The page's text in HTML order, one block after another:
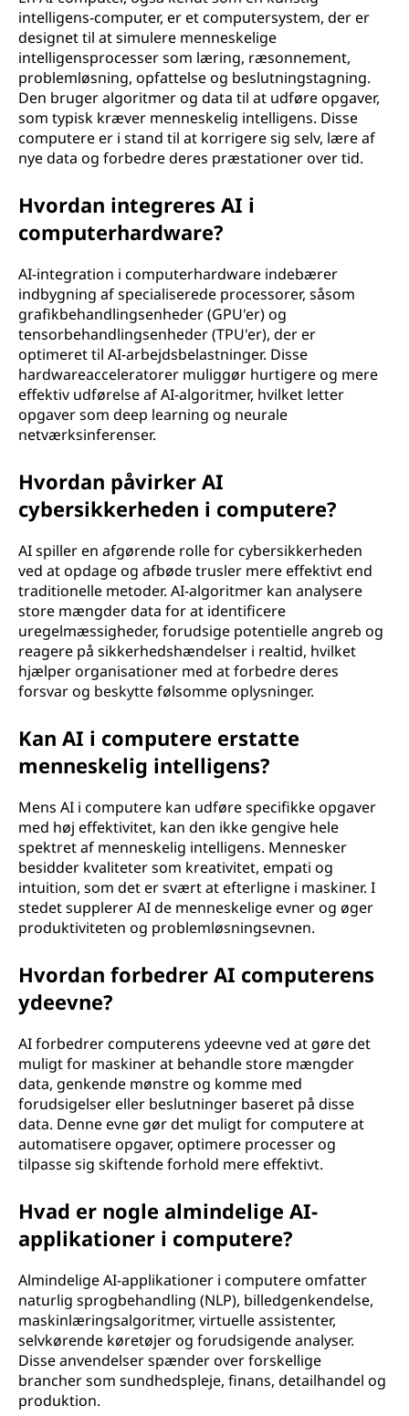
intelligens-computer, er et computersystem, der er
designet til at simulere menneskelige
intelligensprocesser som læring, ræsonnement,
problemløsning, opfattelse og beslutningstagning.
Den bruger algoritmer og data til at udføre opgaver,
som typisk kræver menneskelig intelligens. Disse
computere er i stand til at korrigere sig selv, lære af
nye data og forbedre deres præstationer over tid.
Hvordan integreres AI i
computerhardware?
AI-integration i computerhardware indebærer
indbygning af specialiserede processorer, såsom
grafikbehandlingsenheder (GPU'er) og
tensorbehandlingsenheder (TPU'er), der er
optimeret til AI-arbejdsbelastninger. Disse
hardwareacceleratorer muliggør hurtigere og mere
effektiv udførelse af AI-algoritmer, hvilket letter
opgaver som deep learning og neurale
netværksinferenser.
Hvordan påvirker AI
cybersikkerheden i computere?
AI spiller en afgørende rolle for cybersikkerheden
ved at opdage og afbøde trusler mere effektivt end
traditionelle metoder. AI-algoritmer kan analysere
store mængder data for at identificere
uregelmæssigheder, forudsige potentielle angreb og
reagere på sikkerhedshændelser i realtid, hvilket
hjælper organisationer med at forbedre deres
forsvar og beskytte følsomme oplysninger.
Kan AI i computere erstatte
menneskelig intelligens?
Mens AI i computere kan udføre specifikke opgaver
med høj effektivitet, kan den ikke gengive hele
spektret af menneskelig intelligens. Mennesker
besidder kvaliteter som kreativitet, empati og
intuition, som det er svært at efterligne i maskiner. I
stedet supplerer AI de menneskelige evner og øger
produktiviteten og problemløsningsevnen.
Hvordan forbedrer AI computerens
ydeevne?
AI forbedrer computerens ydeevne ved at gøre det
muligt for maskiner at behandle store mængder
data, genkende mønstre og komme med
forudsigelser eller beslutninger baseret på disse
data. Denne evne gør det muligt for computere at
automatisere opgaver, optimere processer og
tilpasse sig skiftende forhold mere effektivt.
Hvad er nogle almindelige AI-
applikationer i computere?
Almindelige AI-applikationer i computere omfatter
naturlig sprogbehandling (NLP), billedgenkendelse,
maskinlæringsalgoritmer, virtuelle assistenter,
selvkørende køretøjer og forudsigende analyser.
Disse anvendelser spænder over forskellige
brancher som sundhedspleje, finans, detailhandel og
produktion.